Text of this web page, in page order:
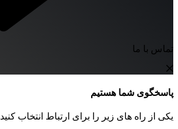
تماس با ما
پاسخگوی شما هستیم
یکی از راه های زیر را برای ارتباط انتخاب کنید